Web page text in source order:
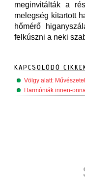
meginvitálták a
melegség kitartott
hőmérő
felkúszni a neki
KAPCSOLÓDÓ
Völgy alatt:
Harmóniák innen-